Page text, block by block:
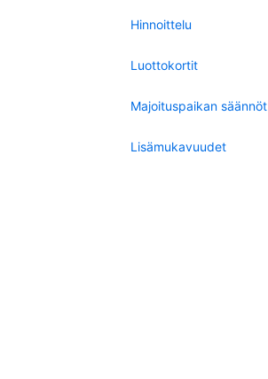
Hinnoittelu
Luottokortit
Majoituspaikan säännöt
Lisämukavuudet